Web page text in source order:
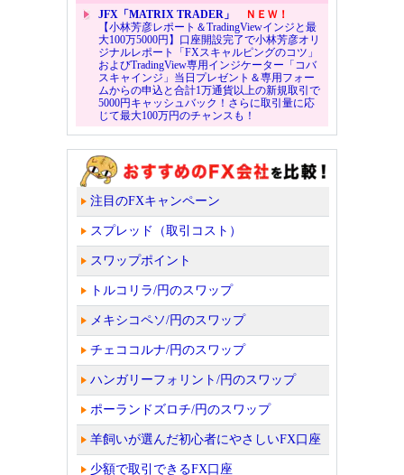
JFX「MATRIX TRADER」
ＮＥＷ！
【小林芳彦レポート＆TradingViewインジと最
大100万5000円】口座開設完了で小林芳彦オリ
ジナルレポート「FXスキャルピングのコツ」
およびTradingView専用インジケーター「コバ
スキャインジ」当日プレゼント＆専用フォー
ムからの申込と合計1万通貨以上の新規取引で
5000円キャッシュバック！さらに取引量に応
じて最大100万円のチャンスも！
注目のFXキャンペーン
スプレッド（取引コスト）
スワップポイント
トルコリラ/円のスワップ
メキシコペソ/円のスワップ
チェココルナ/円のスワップ
ハンガリーフォリント/円のスワップ
ポーランドズロチ/円のスワップ
羊飼いが選んだ初心者にやさしいFX口座
少額で取引できるFX口座